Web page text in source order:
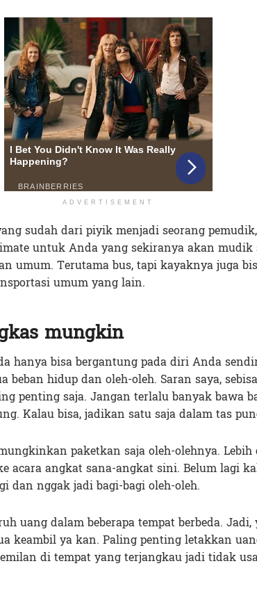
ADVERTISEMENT
sudah dari piyik menjadi seorang
untuk Anda yang sekiranya akan mudik
umum. Terutama bus, tapi kayaknya juga
umum yang lain.
mungkin
hanya bisa bergantung pada diri Anda
beban hidup dan oleh-oleh. Saran saya,
penting saja. Jangan terlalu banyak bawa
Kalau bisa, jadikan satu saja dalam tas
paketkan saja oleh-olehnya. Lebih
acara angkat sana-angkat sini. Belum lagi
dan nggak jadi bagi-bagi oleh-oleh.
uang dalam beberapa tempat berbeda. Jadi,
keambil ya kan. Paling penting letakkan
di tempat yang terjangkau jadi tidak